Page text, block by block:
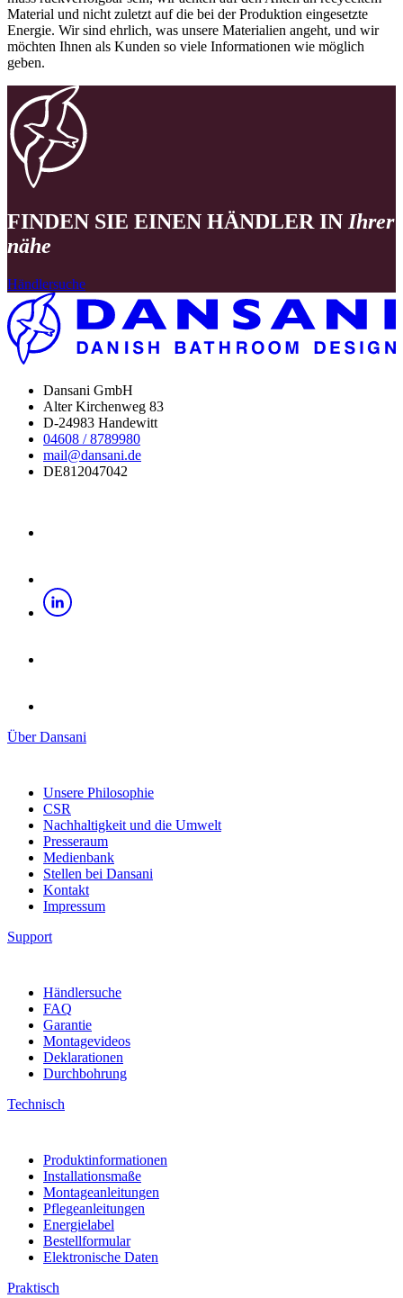
Material und nicht zuletzt auf die bei der Produktion eingesetzte
Energie. Wir sind ehrlich, was unsere Materialien angeht, und wir
möchten Ihnen als Kunden so viele Informationen wie möglich
geben.
FINDEN SIE EINEN HÄNDLER IN Ihrer
nähe
Händlersuche
Dansani GmbH
Alter Kirchenweg 83
D-24983 Handewitt
04608 / 8789980
mail@dansani.de
DE812047042
Über Dansani
Unsere Philosophie
CSR
Nachhaltigkeit und die Umwelt
Presseraum
Medienbank
Stellen bei Dansani
Kontakt
Impressum
Support
Händlersuche
FAQ
Garantie
Montagevideos
Deklarationen
Durchbohrung
Technisch
Produktinformationen
Installationsmaße
Montageanleitungen
Pflegeanleitungen
Energielabel
Bestellformular
Elektronische Daten
Praktisch